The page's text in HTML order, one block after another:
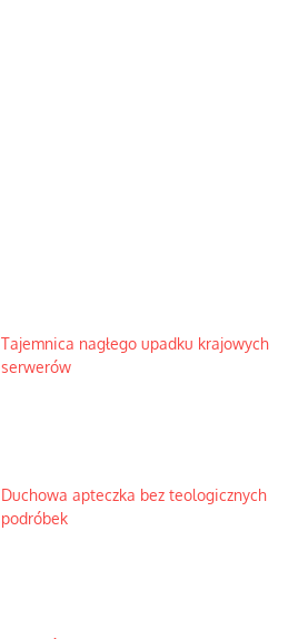
Tajemnica nagłego upadku krajowych
serwerów
Duchowa apteczka bez teologicznych
podróbek